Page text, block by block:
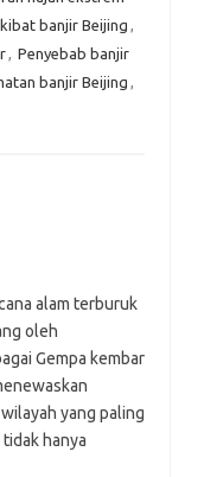
banjir Beijing ,
, Penyebab banjir
banjir Beijing ,
alam terburuk
oleh
Gempa kembar
yang paling
hanya